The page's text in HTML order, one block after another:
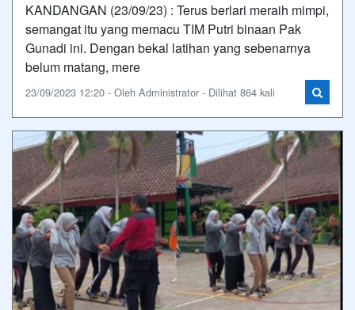
KANDANGAN (23/09/23) : Terus berlari meraih mimpi,
semangat itu yang memacu TIM Putri binaan Pak
Gunadi ini. Dengan bekal latihan yang sebenarnya
belum matang, mere
23/09/2023 12:20 - Oleh Administrator - Dilihat 864 kali